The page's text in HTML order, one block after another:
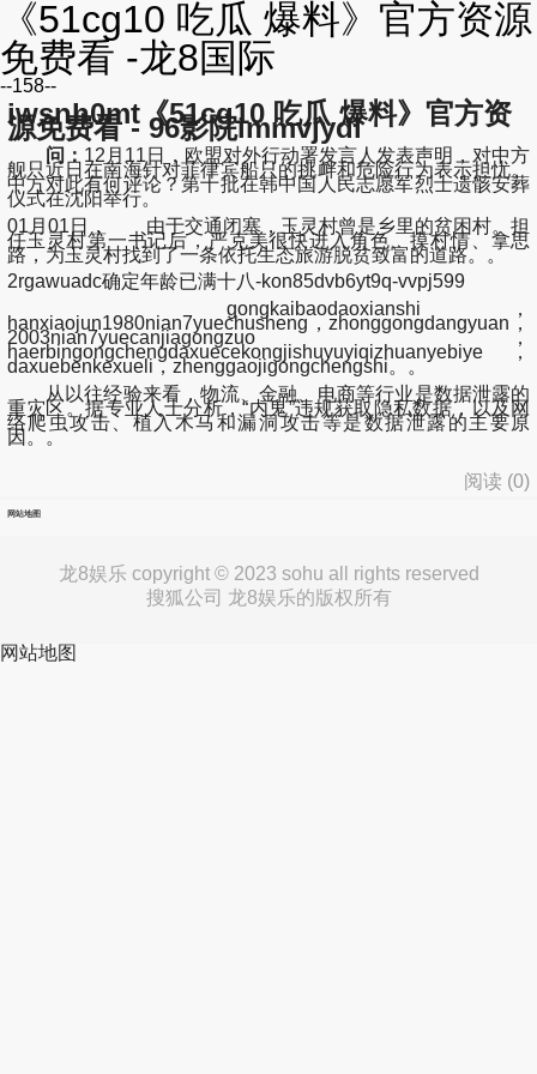
《51cg10 吃瓜 爆料》官方资源
免费看 -龙8国际
--158--
iwsnh0mt《51cg10 吃瓜 爆料》官方资
源免费看 - 96影院immvjydl
问： 12月11日，欧盟对外行动署发言人发表声明，对中方
舰只近日在南海针对菲律宾船只的挑衅和危险行为表示担忧。
中方对此有何评论？第十批在韩中国人民志愿军烈士遗骸安葬
仪式在沈阳举行。
01月01日， 由于交通闭塞，玉灵村曾是乡里的贫困村。担
任玉灵村第一书记后，严克美很快进入角色、摸村情、拿思
路，为玉灵村找到了一条依托生态旅游脱贫致富的道路。。
2rgawuadc确定年龄已满十八-kon85dvb6yt9q-vvpj599
gongkaibaodaoxianshi，
hanxiaojun1980nian7yuechusheng，zhonggongdangyuan，
2003nian7yuecanjiagongzuo，
haerbingongchengdaxuecekongjishuyuyiqizhuanyebiye，
daxuebenkexueli，zhenggaojigongchengshi。。
从以往经验来看，物流、金融、电商等行业是数据泄露的
重灾区。据专业人士分析，“内鬼”违规获取隐私数据，以及网
络爬虫攻击、植入木马和漏洞攻击等是数据泄露的主要原
因。。
阅读 (0)
网站地图
龙8娱乐 copyright © 2023 sohu all rights reserved
搜狐公司 龙8娱乐的版权所有
网站地图